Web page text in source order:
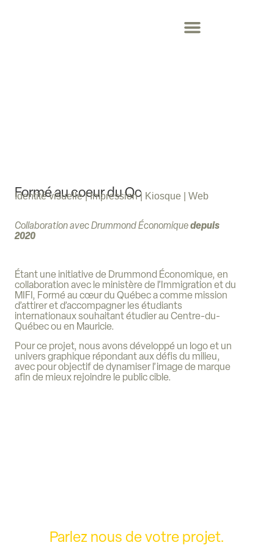
Formé au coeur du Qc
Identité visuelle | Impression | Kiosque | Web
Collaboration avec Drummond Économiquedepuis
2020
Étant une initiative de Drummond Économique, en
collaboration avec le ministère de l’Immigration et du
MIFI, Formé au cœur du Québec a comme mission
d’attirer et d’accompagner les étudiants
internationaux souhaitant étudier au Centre-du-
Québec ou en Mauricie.
Pour ce projet, nous avons développé un logo et un
univers graphique répondant aux défis du milieu,
avec pour objectif de dynamiser l’image de marque
afin de mieux rejoindre le public cible.
Parlez nous de votre projet.